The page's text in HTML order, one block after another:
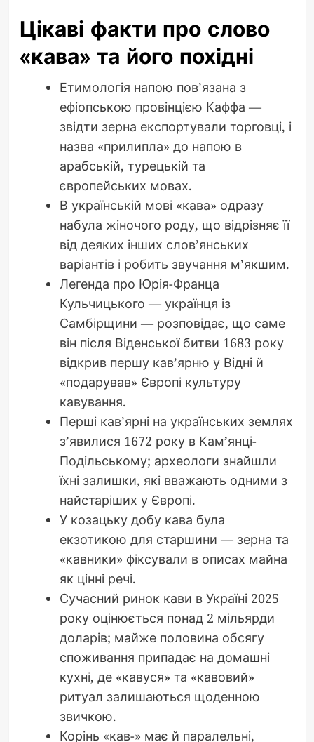
Цікаві факти про слово
«кава» та його похідні
Етимологія напою пов’язана з
ефіопською провінцією Каффа —
звідти зерна експортували торговці, і
назва «прилипла» до напою в
арабській, турецькій та
європейських мовах.
В українській мові «кава» одразу
набула жіночого роду, що відрізняє її
від деяких інших слов’янських
варіантів і робить звучання м’якшим.
Легенда про Юрія-Франца
Кульчицького — українця із
Самбірщини — розповідає, що саме
він після Віденської битви 1683 року
відкрив першу кав’ярню у Відні й
«подарував» Європі культуру
кавування.
Перші кав’ярні на українських землях
з’явилися 1672 року в Кам’янці-
Подільському; археологи знайшли
їхні залишки, які вважають одними з
найстаріших у Європі.
У козацьку добу кава була
екзотикою для старшини — зерна та
«кавники» фіксували в описах майна
як цінні речі.
Сучасний ринок кави в Україні 2025
року оцінюється понад 2 мільярди
доларів; майже половина обсягу
споживання припадає на домашні
кухні, де «кавуся» та «кавовий»
ритуал залишаються щоденною
звичкою.
Корінь «кав-» має й паралельні,